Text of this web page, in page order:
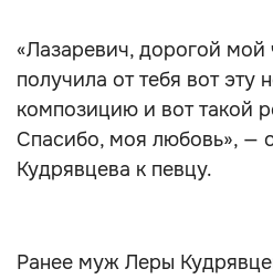
«Лазаревич, дорогой мой
получила от тебя вот эту
композицию и вот такой
Спасибо, моя любовь», —
Кудрявцева к певцу.
Ранее муж Леры